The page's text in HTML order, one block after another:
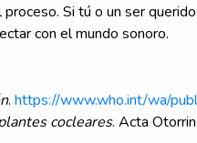
Si tú o un ser
con el mundo sonoro.
. https://www.who.int/wa/
cocleares. Acta